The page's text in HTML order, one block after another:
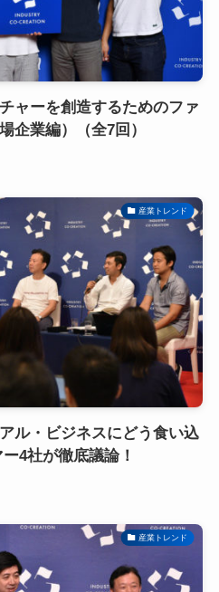
ャーを創造するためのファ
企業編）（全7回）
産業トレンド
ル・ビジネスにどう食い込
4社が徹底議論！
産業トレンド